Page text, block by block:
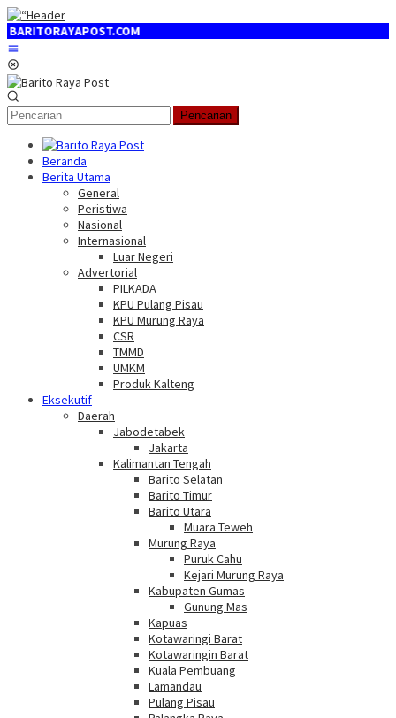
Loncat
ke
konten
Pencarian
Beranda
Berita Utama
General
Peristiwa
Nasional
Internasional
Luar Negeri
Advertorial
PILKADA
KPU Pulang Pisau
KPU Murung Raya
CSR
TMMD
UMKM
Produk Kalteng
Eksekutif
Daerah
Jabodetabek
Jakarta
Kalimantan Tengah
Barito Selatan
Barito Timur
Barito Utara
Muara Teweh
Murung Raya
Puruk Cahu
Kejari Murung Raya
Kabupaten Gumas
Gunung Mas
Kapuas
Kotawaringi Barat
Kotawaringin Barat
Kuala Pembuang
Lamandau
Pulang Pisau